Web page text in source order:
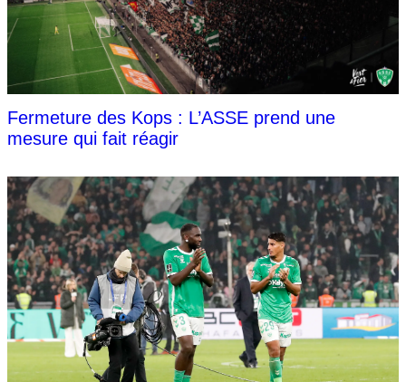
Fermeture des Kops : L’ASSE prend une
mesure qui fait réagir